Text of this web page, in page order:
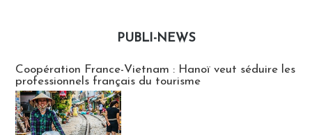
PUBLI-NEWS
Coopération France-Vietnam : Hanoï veut séduire les
professionnels français du tourisme